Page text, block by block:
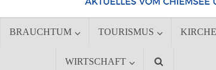
BRAUCHTUM TOURISMUS KIRCHE
WIRTSCHAFT